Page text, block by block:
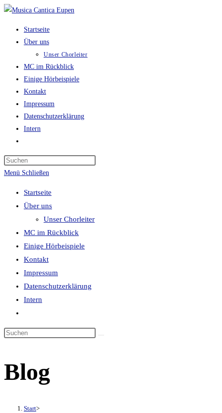
Zum
springen
Startseite
Über uns
Unser Chorleiter
MC im Rückblick
Einige Hörbeispiele
Kontakt
Impressum
Datenschutzerklärung
Intern
umschalten
Menü Schließen
Startseite
Über uns
Unser Chorleiter
MC im Rückblick
Einige Hörbeispiele
Kontakt
Impressum
Datenschutzerklärung
Intern
umschalten
Diese
Blog
Start>